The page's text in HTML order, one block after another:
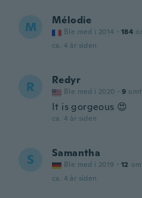
M Mélodie
Ble med i 2014 · 184
ca. 4 år siden
R Redyr
Ble med i 2020 · 9
It is gorgeous 😍
ca. 4 år siden
S Samantha
Ble med i 2019 · 12
ca. 4 år siden